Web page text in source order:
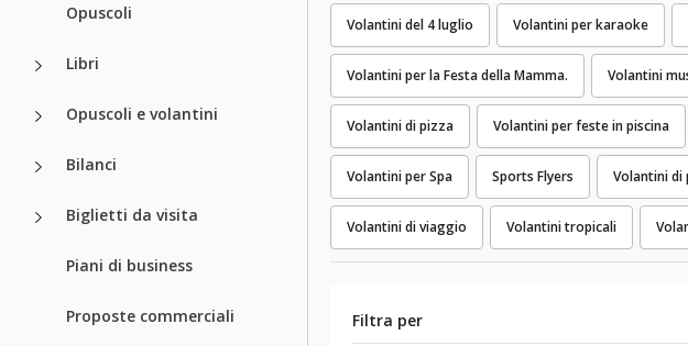
Opuscoli
Libri
Opuscoli e volantini
Bilanci
Biglietti da visita
Piani di business
Proposte commerciali
Volantini del 4 luglio Volantini per karaoke
Volantini per la Festa della Mamma. Volantini
Volantini di pizza Volantini per feste in piscina
Volantini per Spa Sports Flyers Volantini di
Volantini di viaggio Volantini tropicali
Filtra per